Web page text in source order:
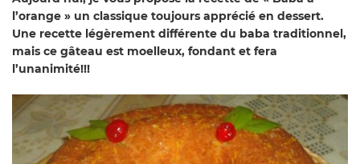
l’orange » un classique toujours apprécié en dessert.
Une recette légèrement différente du baba traditionnel,
mais ce gâteau est moelleux, fondant et fera
l’unanimité!!!